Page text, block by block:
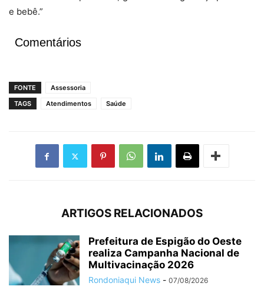
e bebê.”
Comentários
FONTE
Assessoria
TAGS
Atendimentos Saúde
ARTIGOS RELACIONADOS
Prefeitura de Espigão do Oeste
realiza Campanha Nacional de
Multivacinação 2026
Rondoniaqui News - 07/08/2026